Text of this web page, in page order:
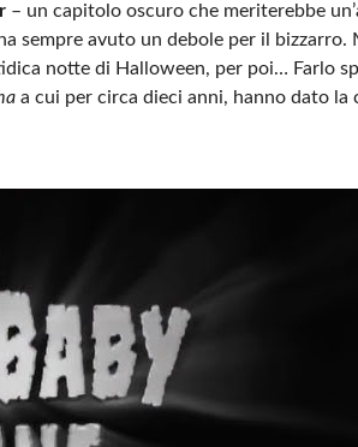
– un capitolo oscuro che meriterebbe
sempre avuto un debole per il bizzarro.
notte di Halloween, per poi… Farlo
a cui per circa dieci anni, hanno dato la